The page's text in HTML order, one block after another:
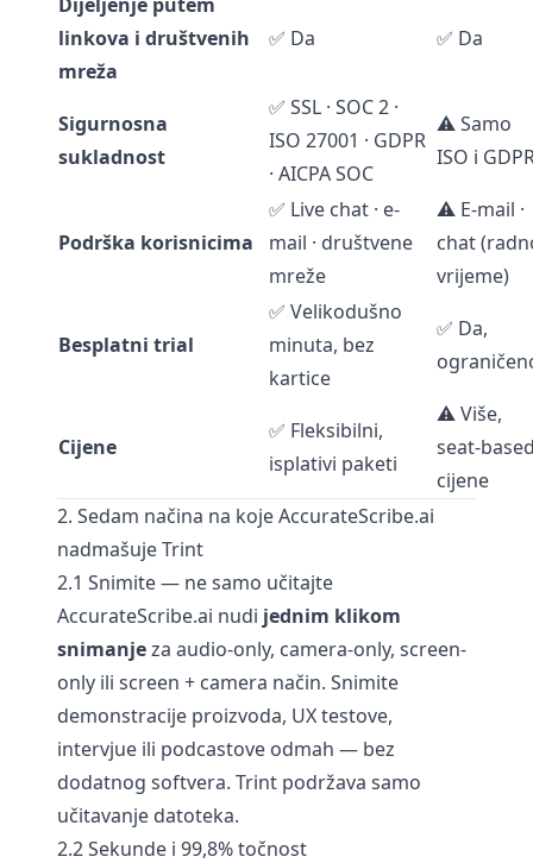
linkova i društvenih
mreža
✅ Da ✅ Da
Sigurnosna
sukladnost
✅ SSL · SOC 2 ·
ISO 27001 · GDPR
· AICPA SOC
⚠️ Samo
ISO i
Podrška korisnicima
✅ Live chat · e-
mail · društvene
mreže
⚠️ E-mail ·
chat
vrijeme)
Besplatni trial
✅ Velikodušno
minuta, bez
kartice
✅ Da,
Cijene
✅ Fleksibilni,
isplativi paketi
⚠️ Više,
seat-
cijene
2. Sedam načina na koje AccurateScribe.ai
nadmašuje Trint
2.1 Snimite — ne samo učitajte
AccurateScribe.ai nudi jednim klikom
snimanjeza audio-only, camera-only, screen-
only ili screen + camera način. Snimite
demonstracije proizvoda, UX testove,
intervjue ili podcastove odmah — bez
dodatnog softvera. Trint podržava samo
učitavanje datoteka.
2.2 Sekunde i 99,8% točnost